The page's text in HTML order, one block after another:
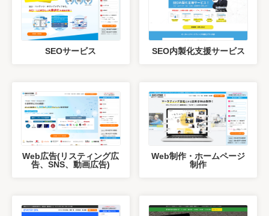
SEOサービス SEO内製化支援サービス
Web広告(リスティング広
告、SNS、動画広告)
Web制作・ホームページ
制作